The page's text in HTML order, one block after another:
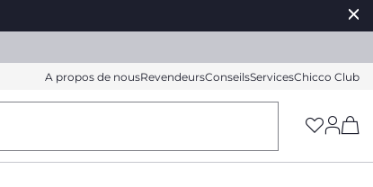
A propos de nousRevendeursConseilsServicesChicco Club